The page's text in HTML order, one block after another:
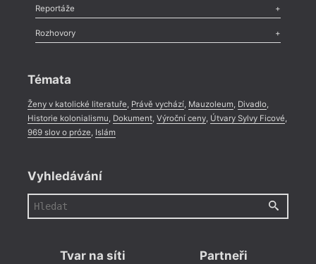
Recenze
Méně slov o próze,Celá rubrika
Reportáže
Literární zítřky
Celá rubrika
Rozhovory
Témata
Ženy v katolické literatuře, Právě vychází, Mauzoleum, Divadlo,
Historie kolonialismu, Dokument, Výroční ceny, Útvary Sylvy Ficové,
969 slov o próze, Islám
Vyhledávání
Tvar na síti Partneři